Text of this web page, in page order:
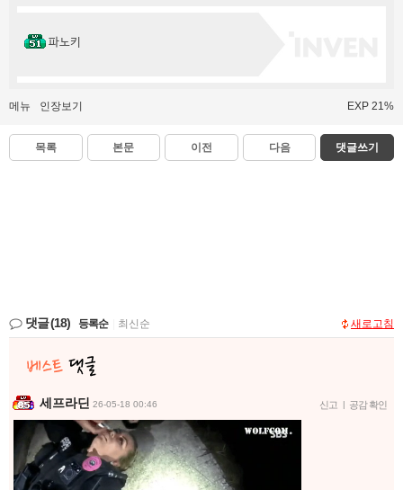
파노키
메뉴 인장보기 EXP 21%
목록 본문 이전 다음 댓글쓰기
댓글(18) 등록순 최신순 새로고침
세프라딘 26-05-18 00:46 신고 | 공감 확인